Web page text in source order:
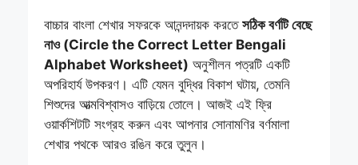
বাচ্চার বাংলা শেখার সফরকে আনন্দদায়ক করতে সঠিক বর্ণটি বেছে
নাও (Circle the Correct Letter Bengali
Alphabet Worksheet) অনুশীলন পত্রটি একটি
অপরিহার্য উপকরণ। এটি যেমন বুদ্ধির বিকাশ ঘটায়, তেমনি
শিশুদের আত্মবিশ্বাসও বাড়িয়ে তোলে। আজই এই ফ্রি
ওয়ার্কশিটটি সংগ্রহ করুন এবং আপনার সোনামণির বর্ণমালা
শেখার পথকে আরও রঙিন করে তুলুন।